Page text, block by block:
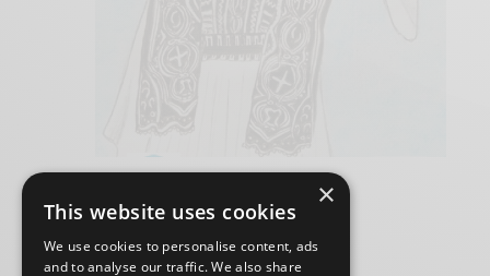
×
This website uses cookies
We use cookies to personalise content, ads
and to analyse our traffic. We also share